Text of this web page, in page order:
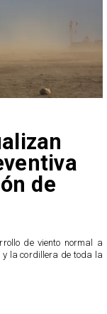
de
de viento normal a
y la cordillera de toda la